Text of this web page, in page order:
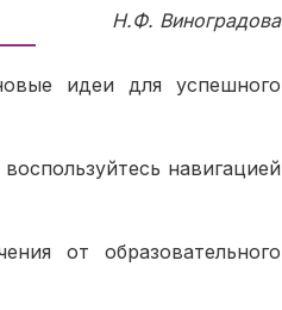
Н.Ф. Виноградова
идеи для успешного
навигацией
от образовательного